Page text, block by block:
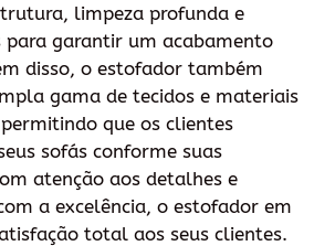
limpeza profunda e
para garantir um acabamento
disso, o estofador também
gama de tecidos e materiais
que os clientes
sofás conforme suas
atenção aos detalhes e
a excelência, o estofador em
total aos seus clientes.